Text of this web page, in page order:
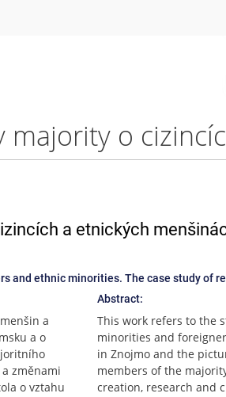
a etnických
and ethnic minorities. The case study of
a
a o
změnami
o vztahu
Abstract:
This work refers to the
minorities and
in Znojmo and the
members of the
creation, research and